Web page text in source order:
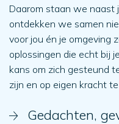
Daarom staan we naast
ontdekken we samen
voor jou én je omgeving
oplossingen die echt bij
kans om zich gesteund
zijn en op eigen kracht
Gedachten,